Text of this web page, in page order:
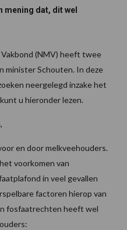
mening dat, dit wel
(NMV) heeft twee
minister Schouten. In deze
neergelegd inzake het
u hieronder lezen.
en door melkveehouders.
voorkomen van
in veel gevallen
factoren hierop van
fosfaatrechten heeft wel